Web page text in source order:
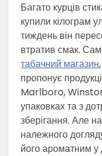
Багато курців
купили кілограм
тиждень він
втратив смак.
табачний магазин
пропонує
Marlboro,
упаковках та з
зберігання. Але
належного
його ароматним